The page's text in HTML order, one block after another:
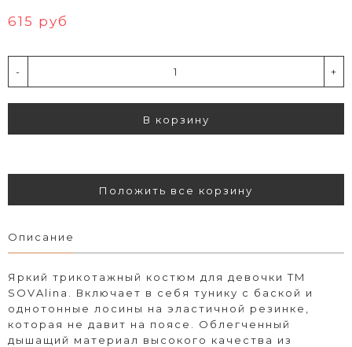
615 руб
- +
В корзину
Положить все корзину
Описание
Яркий трикотажный костюм для девочки ТМ
SOVAlina. Включает в себя тунику с баской и
однотонные лосины на эластичной резинке,
которая не давит на поясе. Облегченный
дышащий материал высокого качества из